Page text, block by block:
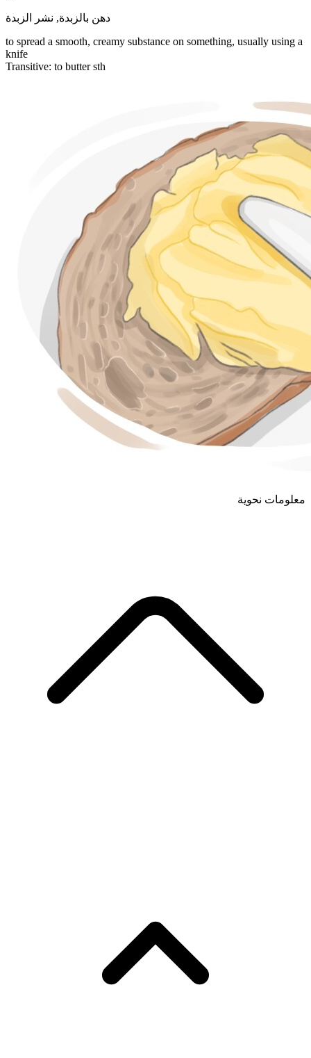
دهن بالزبدة, نشر الزبدة
to spread a smooth, creamy substance on something, usually using a
knife
Transitive: to buttersth
معلومات نحوية